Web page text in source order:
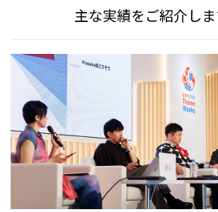
主な実績をご紹介しま